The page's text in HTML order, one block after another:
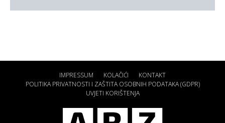
IMPRESSUM KOLAČIĆI
KONTAKT
POLITIKA PRIVATNOSTI I ZAŠTITA OSOBNIH PODATAKA (GDPR)
UVJETI KORIŠTENJA